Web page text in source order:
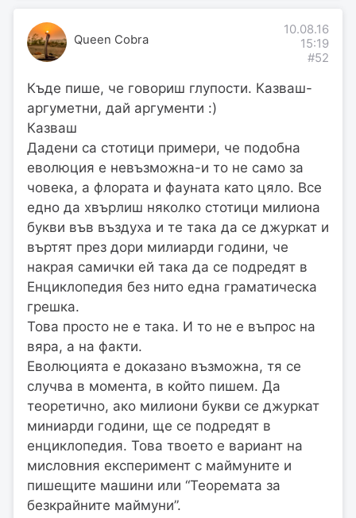
Queen Cobra
10.08.16
15:19
#52
Къде пише, че говориш глупости. Казваш-
аргуметни, дай аргументи :)
Казваш
Дадени са стотици примери, че подобна
еволюция е невъзможна-и то не само за
човека, а флората и фауната като цяло. Все
едно да хвърлиш няколко стотици милиона
букви във въздуха и те така да се джуркат и
въртят през дори милиарди години, че
накрая самички ей така да се подредят в
Енциклопедия без нито една граматическа
грешка.
Това просто не е така. И то не е въпрос на
вяра, а на факти.
Еволюцията е доказано възможна, тя се
случва в момента, в който пишем. Да
теоретично, ако милиони букви се джуркат
миниарди години, ще се подредят в
енциклопедия. Това твоето е вариант на
мисловния експеримент с маймуните и
пишещите машини или “Теоремата за
безкрайните маймуни”.